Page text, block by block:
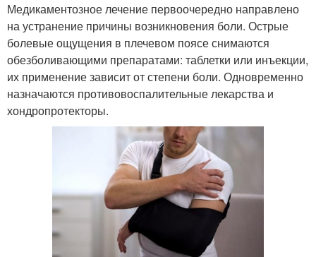
Медикаментозное лечение первоочередно направлено
на устранение причины возникновения боли. Острые
болевые ощущения в плечевом поясе снимаются
обезболивающими препаратами: таблетки или инъекции,
их применение зависит от степени боли. Одновременно
назначаются противовоспалительные лекарства и
хондропротекторы.